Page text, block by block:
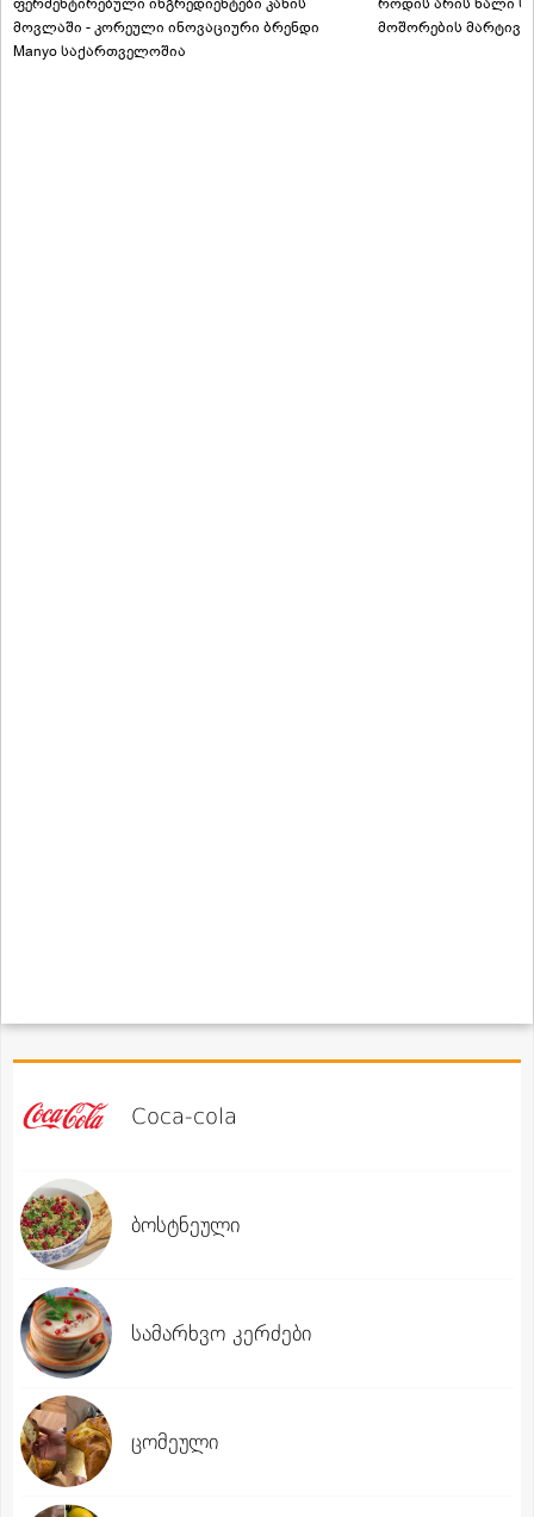
მოვლაში - კორეული ინოვაციური ბრენდი
Manyo საქართველოშია
მოშორების
Coca-cola
ბოსტნეული
სამარხვო კერძები
ცომეული